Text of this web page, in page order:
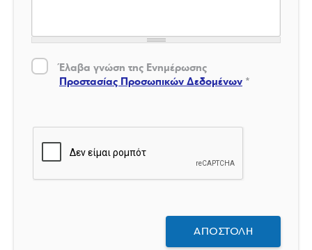
Έλαβα γνώση της Ενημέρωσης Προστασίας Δεδομένων
Έλαβα γνώση της Ενημέρωσης
Προστασίας Προσωπικών Δεδομένων *